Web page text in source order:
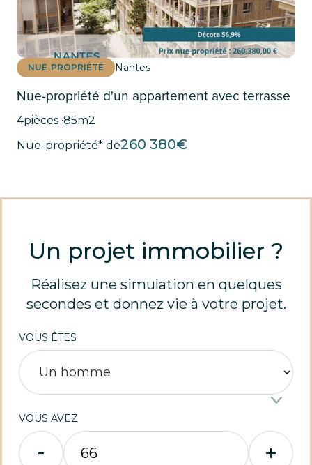
NUE-PROPRIÉTÉ Nantes
Nue-propriété d'un appartement avec terrasse
4pièces ·85m2
Nue-propriété* de260 380€
Un projet immobilier ?
Réalisez une simulation en quelques
secondes et donnez vie à votre projet.
VOUS ÊTES
VOUS AVEZ
- +